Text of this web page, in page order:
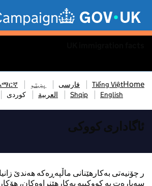
Home
Tiếng Việt فارسی پښتو
English
Shqip العربية کوردی
ئاگاداری کووکی
ر چۆنیەتی بەکارهێنانی ماڵپەڕەکە هەندێ
سەبارەت بە کووکییە بەکارهێنراوەکان،